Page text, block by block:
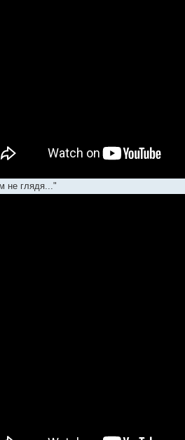
не глядя..."